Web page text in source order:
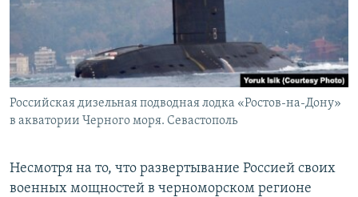
Российская дизельная подводная лодка «Ростов-на-Дону»
в акватории Черного моря. Севастополь
Несмотря на то, что развертывание Россией своих
военных мощностей в черноморском регионе